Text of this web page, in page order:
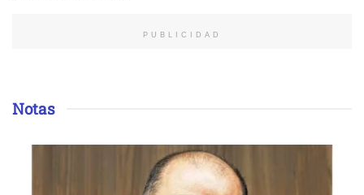
PUBLICIDAD
Notas